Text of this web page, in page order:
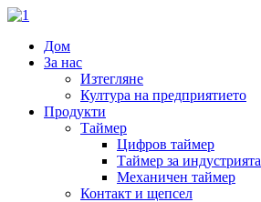
Дом
За нас
Изтегляне
Култура на предприятието
Продукти
Таймер
Цифров таймер
Таймер за индустрията
Механичен таймер
Контакт и щепсел